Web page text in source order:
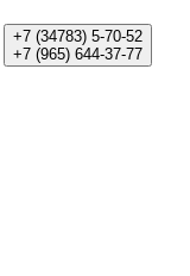
+7 (34783) 5-70-52
+7 (965) 644-37-77